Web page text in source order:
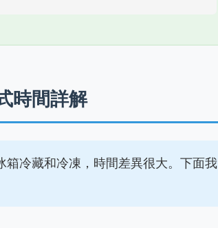
時間詳解
冷藏和冷凍，時間差異很大。下面我